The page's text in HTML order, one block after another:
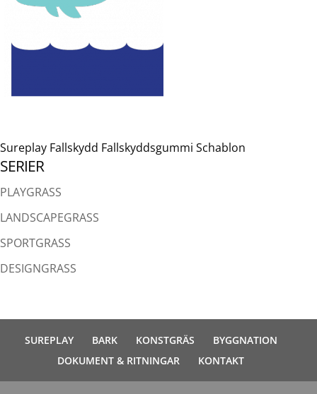
Sureplay Fallskydd Fallskyddsgummi Schablon
SERIER
PLAYGRASS
LANDSCAPEGRASS
SPORTGRASS
DESIGNGRASS
SUREPLAY BARK KONSTGRÄS
BYGGNATION
DOKUMENT & RITNINGAR
KONTAKT